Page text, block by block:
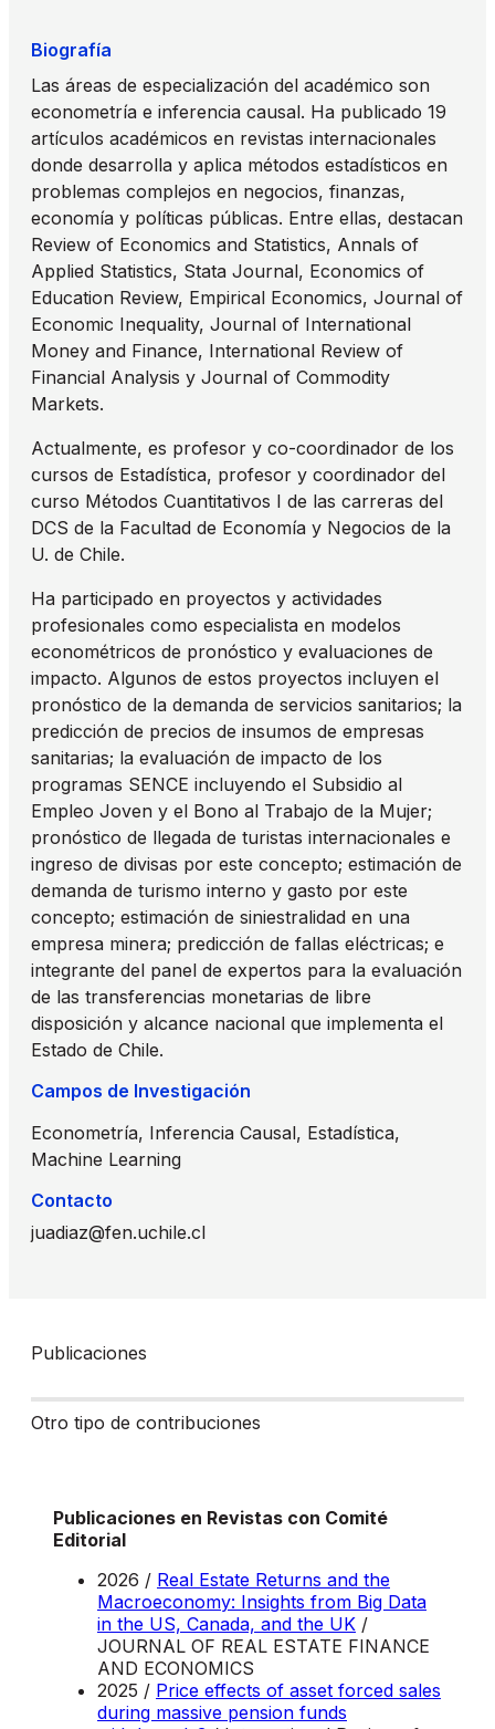
Biografía
Las áreas de especialización del académico son
econometría e inferencia causal. Ha publicado 19
artículos académicos en revistas internacionales
donde desarrolla y aplica métodos estadísticos en
problemas complejos en negocios, finanzas,
economía y políticas públicas. Entre ellas, destacan
Review of Economics and Statistics, Annals of
Applied Statistics, Stata Journal, Economics of
Education Review, Empirical Economics, Journal of
Economic Inequality, Journal of International
Money and Finance, International Review of
Financial Analysis y Journal of Commodity
Markets.
Actualmente, es profesor y co-coordinador de los
cursos de Estadística, profesor y coordinador del
curso Métodos Cuantitativos I de las carreras del
DCS de la Facultad de Economía y Negocios de la
U. de Chile.
Ha participado en proyectos y actividades
profesionales como especialista en modelos
econométricos de pronóstico y evaluaciones de
impacto. Algunos de estos proyectos incluyen el
pronóstico de la demanda de servicios sanitarios; la
predicción de precios de insumos de empresas
sanitarias; la evaluación de impacto de los
programas SENCE incluyendo el Subsidio al
Empleo Joven y el Bono al Trabajo de la Mujer;
pronóstico de llegada de turistas internacionales e
ingreso de divisas por este concepto; estimación de
demanda de turismo interno y gasto por este
concepto; estimación de siniestralidad en una
empresa minera; predicción de fallas eléctricas; e
integrante del panel de expertos para la evaluación
de las transferencias monetarias de libre
disposición y alcance nacional que implementa el
Estado de Chile.
Campos de Investigación
Econometría, Inferencia Causal, Estadística,
Machine Learning
Contacto
juadiaz@fen.uchile.cl
Publicaciones
Otro tipo de contribuciones
Publicaciones en Revistas con Comité
Editorial
2026 / Real Estate Returns and the
Macroeconomy: Insights from Big Data
in the US, Canada, and the UK /
JOURNAL OF REAL ESTATE FINANCE
AND ECONOMICS
2025 / Price effects of asset forced sales
during massive pension funds